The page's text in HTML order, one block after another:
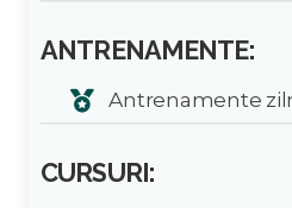
ANTRENAMENTE:
Antrenamente
CURSURI: